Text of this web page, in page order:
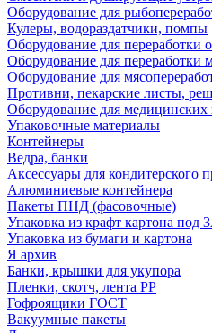
Оборудование для
Кулеры, водораздатчики, помпы
Оборудование для переработки
Оборудование для переработки
Оборудование для
Противни, пекарские листы,
Оборудование для медицинских
Упаковочные материалы
Контейнеры
Ведра, банки
Аксессуары для кондитерского
Алюминиевые контейнера
Пакеты ПНД (фасовочные)
Упаковка из крафт картона под
Упаковка из бумаги и картона
Я архив
Банки, крышки для укупора
Пленки, скотч, лента РР
Гофроящики ГОСТ
Вакуумные пакеты